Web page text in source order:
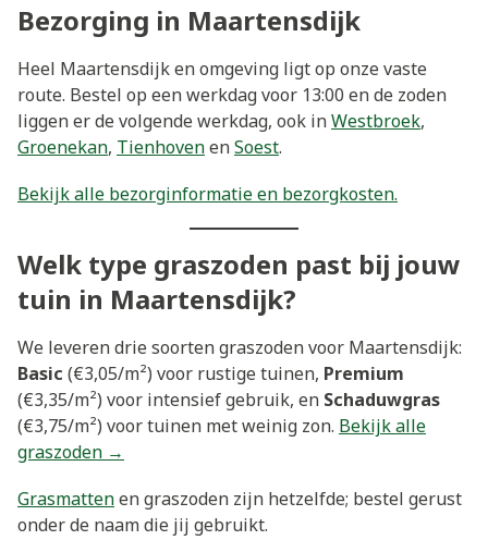
Bezorging in Maartensdijk
Heel Maartensdijk en omgeving ligt op onze vaste
route. Bestel op een werkdag voor 13:00 en de zoden
liggen er de volgende werkdag, ook inWestbroek,
Groenekan, TienhovenenSoest.
Bekijk alle bezorginformatie en bezorgkosten.
Welk type graszoden past bij jouw
tuin in Maartensdijk?
We leveren drie soorten graszoden voor Maartensdijk:
Basic (€3,05/m²) voor rustige tuinen, Premium
(€3,35/m²) voor intensief gebruik, en Schaduwgras
(€3,75/m²) voor tuinen met weinig zon. Bekijk alle
graszoden →
Grasmattenen graszoden zijn hetzelfde; bestel gerust
onder de naam die jij gebruikt.